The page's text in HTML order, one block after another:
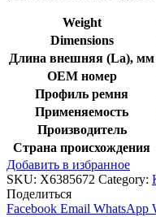
Weight
Dimensions
Длина внешняя (La), мм
OEM номер
Профиль ремня
Применяемость
Производитель
Страна происхождения
Добавить в избранное
SKU: X6385672 Category:
Поделиться
Facebook Email WhatsApp